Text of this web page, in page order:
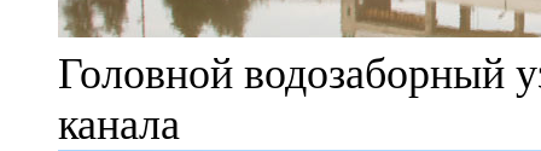
Головной водозаборный
канала